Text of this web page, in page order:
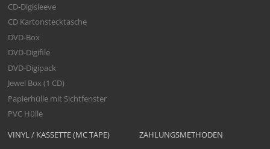
VINYL / KASSETTE (MC TAPE)
CD-Digisleeve
CD Kartonstecktasche
DVD-Box
DVD-Digifile
DVD-Digipack
Jewel Box (1 CD)
Papierhülle mit Sichtfenster
PVC Hülle
ZAHLUNGSMETHODEN